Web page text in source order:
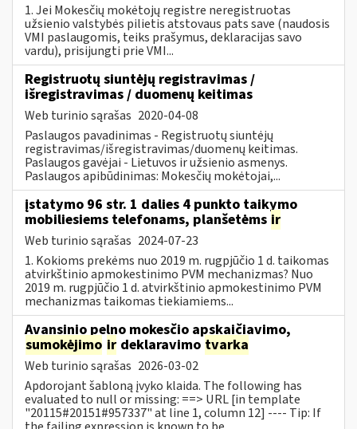
1. Jei Mokesčių mokėtojų registre neregistruotas
užsienio valstybės pilietis atstovaus pats save (naudosis
VMI paslaugomis, teiks prašymus, deklaracijas savo
vardu), prisijungti prie VMI...
Registruotų siuntėjų registravimas /
išregistravimas / duomenų keitimas
Web turinio sąrašas 2020-04-08
Paslaugos pavadinimas - Registruotų siuntėjų
registravimas/išregistravimas/duomenų keitimas.
Paslaugos gavėjai - Lietuvos ir užsienio asmenys.
Paslaugos apibūdinimas: Mokesčių mokėtojai,...
įstatymo 96 str. 1 dalies 4 punkto taikymo
mobiliesiems telefonams, planšetėms ir
Web turinio sąrašas 2024-07-23
1. Kokioms prekėms nuo 2019 m. rugpjūčio 1 d. taikomas
atvirkštinio apmokestinimo PVM mechanizmas? Nuo
2019 m. rugpjūčio 1 d. atvirkštinio apmokestinimo PVM
mechanizmas taikomas tiekiamiems...
Avansinio pelno mokesčio apskaičiavimo,
sumokėjimo ir deklaravimo tvarka
Web turinio sąrašas 2026-03-02
Apdorojant šabloną įvyko klaida. The following has
evaluated to null or missing: ==> URL [in template
"20115#20151#957337" at line 1, column 12] ---- Tip: If